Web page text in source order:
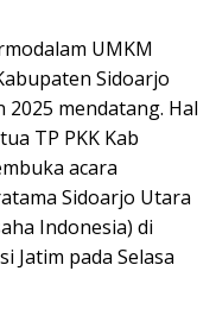
UMKM
Sidoarjo
mendatang. Hal
TP PKK Kab
acara
Sidoarjo Utara
Indonesia) di
Jatim pada Selasa